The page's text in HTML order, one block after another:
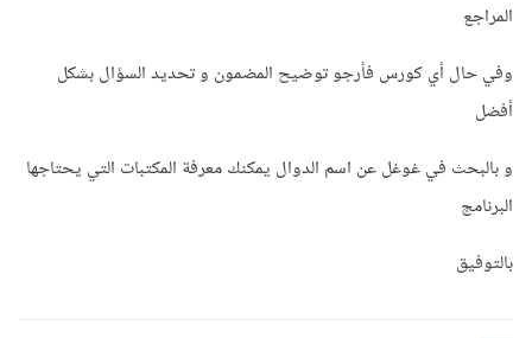
المراجع
وفي حال أي كورس فأرجو توضيح المضمون و تحديد السؤال بشكل
أفضل
و بالبحث في غوغل عن اسم الدوال يمكنك معرفة المكتبات التي يحتاجها
البرنامج
بالتوفيق